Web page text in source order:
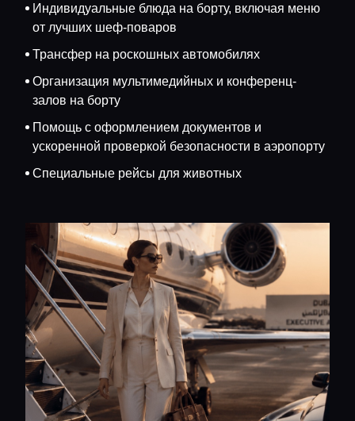
Индивидуальные блюда на борту, включая меню
от лучших шеф-поваров
Трансфер на роскошных автомобилях
Организация мультимедийных и конференц-
залов на борту
Помощь с оформлением документов и
ускоренной проверкой безопасности в аэропорту
Специальные рейсы для животных